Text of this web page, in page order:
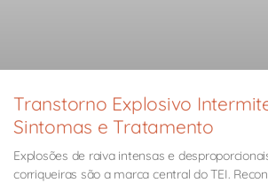
Transtorno Explosivo
Sintomas e Tratamento
Explosões de raiva intensas e
corriqueiras são a marca central do TEI.